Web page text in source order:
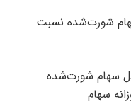
شورت‌شده نسبت
سهام شورت‌شده
سهام